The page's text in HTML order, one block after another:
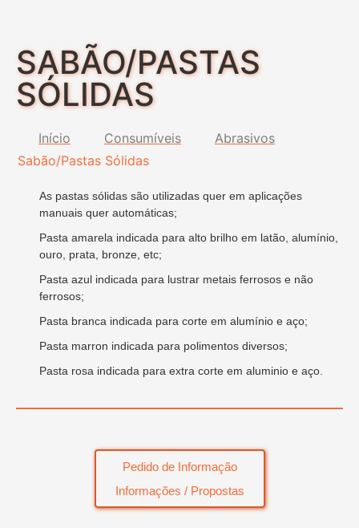
SABÃO/PASTAS
SÓLIDAS
Início Consumíveis
Abrasivos
Sabão/Pastas Sólidas
As pastas sólidas são utilizadas quer em aplicações
manuais quer automáticas;
Pasta amarela indicada para alto brilho em latão, alumínio,
ouro, prata, bronze, etc;
Pasta azul indicada para lustrar metais ferrosos e não
ferrosos;
Pasta branca indicada para corte em alumínio e aço;
Pasta marron indicada para polimentos diversos;
Pasta rosa indicada para extra corte em aluminio e aço.
Pedido de Informação
Informações / Propostas